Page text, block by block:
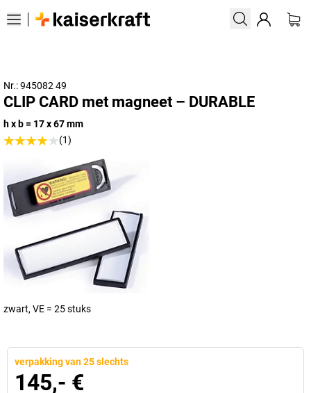
Nr.: 945082 49
CLIP CARD met magneet – DURABLE
h x b = 17 x 67 mm
(1)
zwart, VE = 25 stuks
verpakking van 25 slechts
145,- €